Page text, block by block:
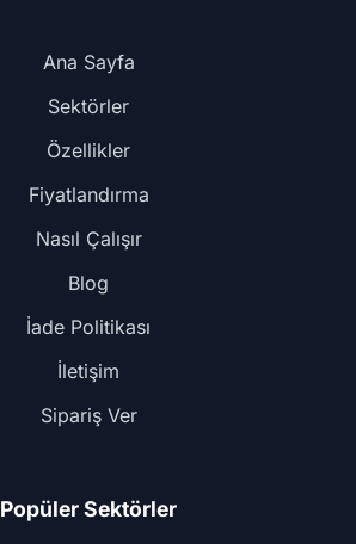
Ana Sayfa
Sektörler
Özellikler
Fiyatlandırma
Nasıl Çalışır
Blog
İade Politikası
İletişim
Sipariş Ver
Popüler Sektörler